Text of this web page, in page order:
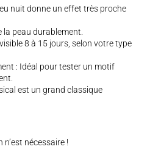
nuit donne un effet très proche
peau durablement.
8 à 15 jours, selon votre type
: Idéal pour tester un motif
est un grand classique
nécessaire !